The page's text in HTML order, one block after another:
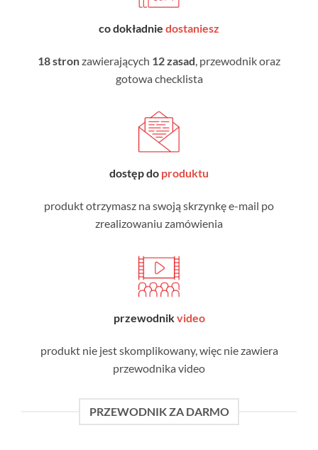
co dokładnie dostaniesz
18 stronzawierających 12 zasad, przewodnik oraz
gotowa checklista
dostęp do produktu
produkt otrzymasz na swoją skrzynkę e-mail po
zrealizowaniu zamówienia
przewodnikvideo
produkt nie jest skomplikowany, więc nie zawiera
przewodnika video
PRZEWODNIK ZA DARMO